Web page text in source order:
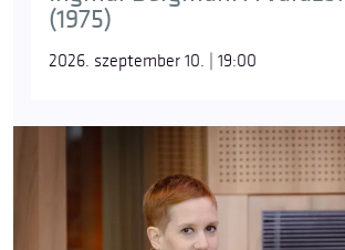
(1975)
2026. szeptember 10. | 19:00